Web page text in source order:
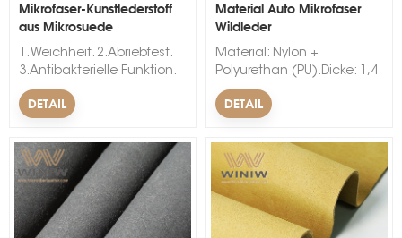
Mikrofaser-Kunstlederstoff
aus Mikrosuede
1. Weichheit. 2.Abriebfest.
3.Antibakterielle Funktion.
&nbsp; &nbsp;
DETAIL
Material Auto Mikrofaser
Wildleder
Material: Nylon +
Polyurethan (PU).Dicke: 1,4
mm, 1,6 mm, 1,8 mm, 2,0
mm.Breite: 1,37 Meter
normalerweise 30 laufende
Meter pro Rolle.Farbe:
Schwarz, Grau, Marineblau,
Camel, Braun, Pink, Beige,
Gelb, Rot, alle Farben
DETAIL